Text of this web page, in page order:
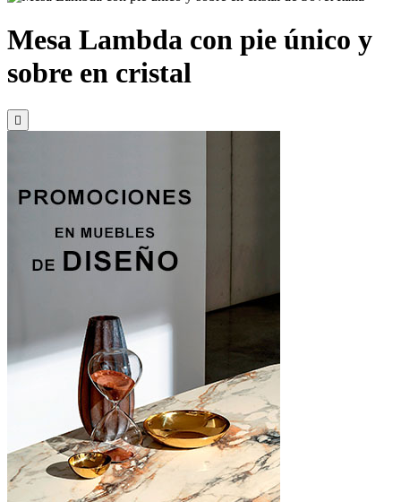
Mesa Lambda con pie único y
sobre en cristal
